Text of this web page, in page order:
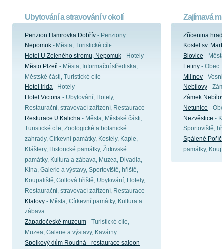
Ubytování a stravování v okolí
Penzion Hamrovka Dobřív - Penziony
Nepomuk - Města, Turistické cíle
Hotel U Zeleného stromu, Nepomuk - Hotely
Město Plzeň - Města, Informační střediska,
Městské části, Turistické cíle
Hotel Irida - Hotely
Hotel Victoria - Ubytování, Hotely,
Restaurační, stravovací zařízení, Restaurace
Resturace U Kalicha - Města, Městské části,
Turistické cíle, Zoologické a botanické
zahrady, Církevní památky, Kostely, Kaple,
Kláštery, Historické památky, Židovské
památky, Kultura a zábava, Muzea, Divadla,
Kina, Galerie a výstavy, Sportoviště, hřiště,
Koupaliště, Golfová hřiště, Ubytování, Hotely,
Restaurační, stravovací zařízení, Restaurace
Klatovy - Města, Církevní památky, Kultura a
zábava
Západočeské muzeum - Turistické cíle,
Muzea, Galerie a výstavy, Kavárny
Spolkový dům Roudná - restaurace saloon -
Zajímavá
Zřícenina
Kostel sv.
Blovice -
Letiny - Obec
Milínov -
Nebílovy -
Zámek
Netunice -
Nezvěstice -
Sportoviště,
Spálené
památky,